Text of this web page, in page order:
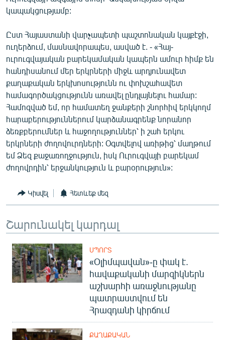
ՏԵՍԱՆՅՈՒԹԵՐ
ՁԳՏԵԼՈՎ ԼԱՎԱԳՈՒՅՆԻՆ
ՓՈԴՔԱՍԹ
Հայերեն
English
Русский
ՀԵՏԵՎԵՔ ՄԵԶ
«Ազատության» բոլոր կայքերը
կապակցությամբ:
Ըստ Հայաստանի վարչապետի պաշտոնական կայքէջի,
ուղերձում, մասնավորապես, ասված է. - «Հայ-
ուրուգվայական բարեկամական կապերն ամուր հիմք են
հանդիսանում մեր երկրների միջև արդյունավետ
քաղաքական երկխոսությունն ու փոխշահավետ
համագործակցությունն առավել ընդլայնելու համար:
Համոզված եմ, որ համատեղ ջանքերի շնորհիվ երկկողմ
հարաբերություններում կարձանագրենք նորանոր
ձեռքբերումներ և հաջողություններ՝ ի շահ երկու
երկրների ժողովուրդների: Օգտվելով առիթից՝ մաղթում
եմ Ձեզ քաջառողջություն, իսկ Ուրուգվայի բարեկամ
ժողովրդին՝ երջանկություն և բարօրություն»:
Կիսվել Հետևեք մեզ
Շարունակել կարդալ
ՍՊՈՐՏ
«Օլիմպավան»-ը փակ է.
հավաքականի մարզիկներն
աշխարհի առաջնությանը
պատրաստվում են
Հրազդանի կիրճում
ՔԱՂԱՔԱԿԱՆ